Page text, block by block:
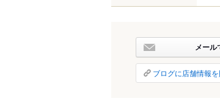
メール
ブログに店舗情報